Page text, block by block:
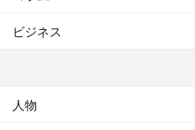
ビジネス
人物